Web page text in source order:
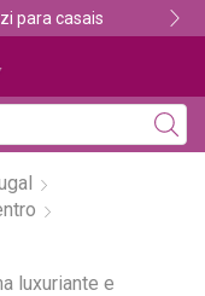
para casais
luxuriante e